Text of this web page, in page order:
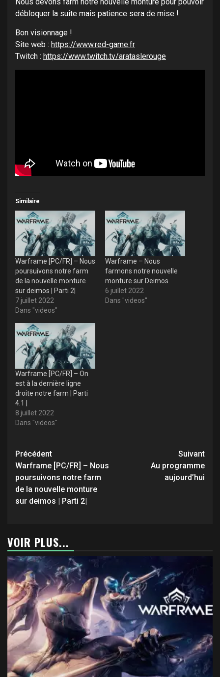
débloquer la suite mais patience sera de mise !
Bon visionnage !
Site web : https://www.red-game.fr
Twitch : https://www.twitch.tv/arataslerouge
Similaire
Warframe [PC/FR] – Nous
poursuivons notre farm
de la nouvelle monture
sur deimos | Parti 2|
7 juillet 2022
Dans "videos"
Warframe – Nous
farmons notre nouvelle
monture sur Deimos.
6 juillet 2022
Dans "videos"
Warframe [PC/FR] – On
est à la dernière ligne
droite notre farm | Parti
4.1 |
8 juillet 2022
Dans "videos"
Navigation
d’article
Précédent
Warframe [PC/FR] – Nous
poursuivons notre farm
de la nouvelle monture
sur deimos | Parti 2|
Suivant
Au programme
aujourd’hui
VOIR PLUS...